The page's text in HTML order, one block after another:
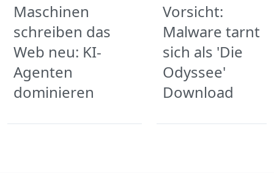
Maschinen
schreiben das
Web neu: KI-
Agenten
dominieren
Vorsicht:
Malware tarnt
sich als 'Die
Odyssee'
Download